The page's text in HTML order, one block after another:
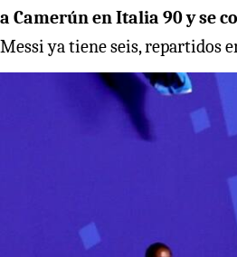
a Camerún en Italia 90 y se
Messi ya tiene seis, repartidos